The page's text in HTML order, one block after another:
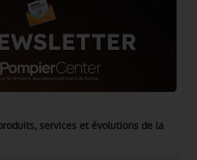
services et évolutions de la